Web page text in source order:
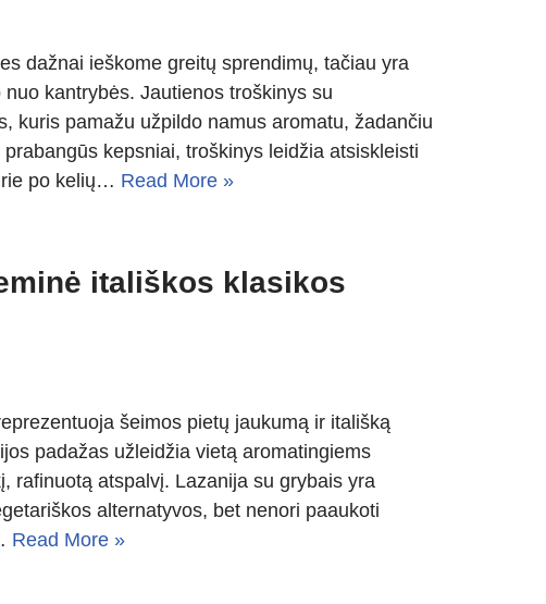
dažnai ieškome greitų sprendimų, tačiau yra
kantrybės. Jautienos troškinys su
kuris pamažu užpildo namus aromatu, žadančiu
kepsniai, troškinys leidžia atsiskleisti
po kelių… Read More »
itališkos klasikos
šeimos pietų jaukumą ir itališką
padažas užleidžia vietą aromatingiems
rafinuotą atspalvį. Lazanija su grybais yra
alternatyvos, bet nenori paaukoti
Read More »